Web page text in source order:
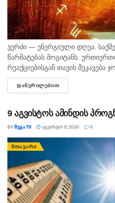
ვერძი — ენერგიული დღეა.
წარმატებას მოგიტანს.
რეაქციებისგან თავის
საკითხების მოსაგვარებლად
საინტერესო შესაძლებლობა
ᲓᲐᲬᲕᲠᲘᲚᲔᲑᲘᲗ
9 აგვისტოს ამინდის
BYᲛᲔᲒᲐ TV ᲐᲒᲕᲘᲡᲢᲝ 9, 2026 0
ᲛᲗᲐᲕᲐᲠᲘ